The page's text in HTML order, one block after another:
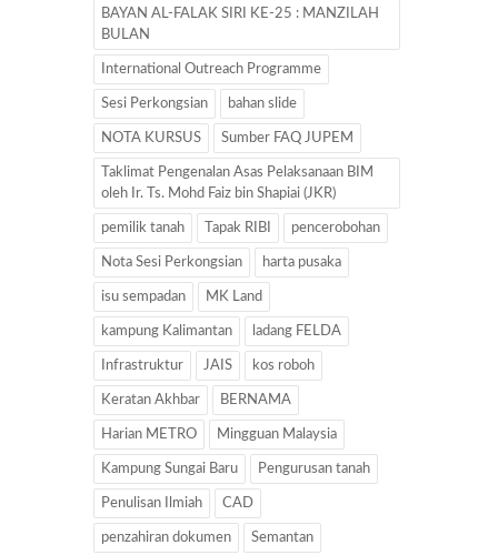
BAYAN AL-FALAK SIRI KE-25 : MANZILAH
BULAN
International Outreach Programme
Sesi Perkongsian bahan slide
NOTA KURSUS Sumber FAQ JUPEM
Taklimat Pengenalan Asas Pelaksanaan BIM
oleh Ir. Ts. Mohd Faiz bin Shapiai (JKR)
pemilik tanah Tapak RIBI pencerobohan
Nota Sesi Perkongsian harta pusaka
isu sempadan MK Land
kampung Kalimantan ladang FELDA
Infrastruktur JAIS kos roboh
Keratan Akhbar BERNAMA
Harian METRO Mingguan Malaysia
Kampung Sungai Baru Pengurusan tanah
Penulisan Ilmiah CAD
penzahiran dokumen Semantan